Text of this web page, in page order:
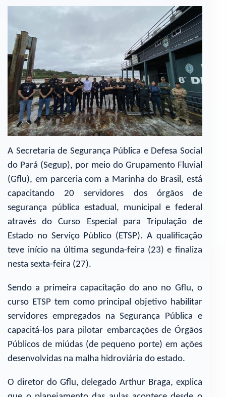
A Secretaria de Segurança Pública e Defesa Social
do Pará (Segup), por meio do Grupamento Fluvial
(Gflu), em parceria com a Marinha do Brasil, está
capacitando 20 servidores dos órgãos de
segurança pública estadual, municipal e federal
através do Curso Especial para Tripulação de
Estado no Serviço Público (ETSP). A qualificação
teve início na última segunda-feira (23) e finaliza
nesta sexta-feira (27).
Sendo a primeira capacitação do ano no Gflu, o
curso ETSP tem como principal objetivo habilitar
servidores empregados na Segurança Pública e
capacitá-los para pilotar embarcações de Órgãos
Públicos de miúdas (de pequeno porte) em ações
desenvolvidas na malha hidroviária do estado.
O diretor do Gflu, delegado Arthur Braga, explica